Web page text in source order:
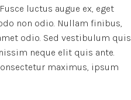
luctus augue ex, eget
non odio. Nullam finibus,
odio. Sed vestibulum quis
neque elit quis ante.
maximus, ipsum